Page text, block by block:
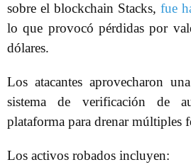
sobre el blockchain Stacks, fue
lo que provocó pérdidas por
dólares.
Los atacantes aprovecharon
sistema de verificación de
plataforma para drenar múltiples
Los activos robados incluyen: